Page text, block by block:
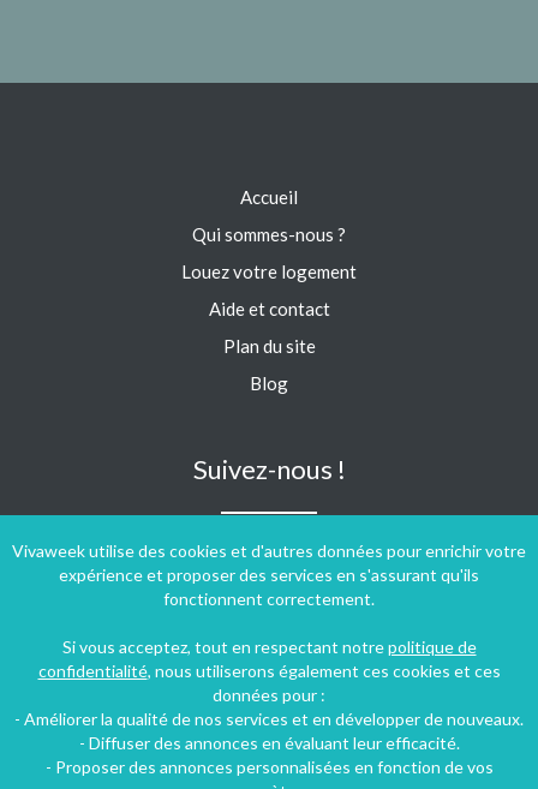
Vivaweek utilise des cookies et d'autres données pour enrichir votre
expérience et proposer des services en s'assurant qu'ils
fonctionnent correctement.
Si vous acceptez, tout en respectant notrepolitique de
confidentialité, nous utiliserons également ces cookies et ces
données pour :
- Améliorer la qualité de nos services et en développer de nouveaux.
- Diffuser des annonces en évaluant leur efficacité.
- Proposer des annonces personnalisées en fonction de vos
Accueil
Qui sommes-nous ?
Louez votre logement
Aide et contact
Plan du site
Blog
Suivez-nous !